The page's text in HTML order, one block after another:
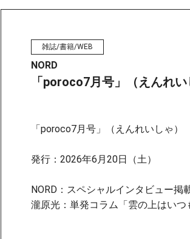
雑誌/書籍/WEB
NORD
「poroco7月号」（えんれい
「poroco7月号」（えんれいしゃ）
発行：2026年6月20日（土）
NORD：スペシャルインタビュー掲
瀧原光：単発コラム「雲の上はいつ